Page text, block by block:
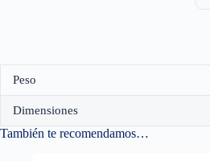
Peso
Dimensiones
También te recomendamos…